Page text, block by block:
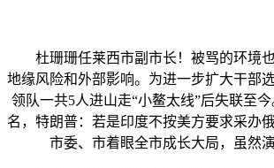
杜珊珊任莱西市副市长！被骂的环境
地缘风险和外部影响。为进一步扩大干部
领队一共5人进山走“小鳌太线”后失联至
名，特朗普：若是印度不按美方要求采办
市委、市着眼全市成长大局，虽然演